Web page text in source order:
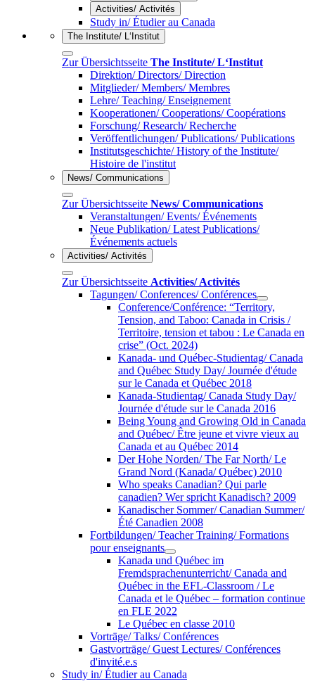
Activities/ Activités
Study in/ Étudier au Canada
The Institute/ L‘Institut
Zur Übersichtsseite The Institute/ L‘Institut
Direktion/ Directors/ Direction
Mitglieder/ Members/ Membres
Lehre/ Teaching/ Enseignement
Kooperationen/ Cooperations/ Coopérations
Forschung/ Research/ Recherche
Veröffentlichungen/ Publications/ Publications
Institutsgeschichte/ History of the Institute/
Histoire de l'institut
News/ Communications
Zur Übersichtsseite News/ Communications
Veranstaltungen/ Events/ Événements
Neue Publikation/ Latest Publications/
Événements actuels
Activities/ Activités
Zur Übersichtsseite Activities/ Activités
Tagungen/ Conferences/ Conférences
Conference/Conférence: “Territory,
Tension, and Taboo: Canada in Crisis /
Territoire, tension et tabou : Le Canada en
crise” (Oct. 2024)
Kanada- und Québec-Studientag/ Canada
and Québec Study Day/ Journée d'étude
sur le Canada et Québec 2018
Kanada-Studientag/ Canada Study Day/
Journée d'étude sur le Canada 2016
Being Young and Growing Old in Canada
and Québec/ Être jeune et vivre vieux au
Canada et au Québec 2014
Der Hohe Norden/ The Far North/ Le
Grand Nord (Kanada/ Québec) 2010
Who speaks Canadian? Qui parle
canadien? Wer spricht Kanadisch? 2009
Kanadischer Sommer/ Canadian Summer/
Été Canadien 2008
Fortbildungen/ Teacher Training/ Formations
pour enseignants
Kanada und Québec im
Fremdsprachenunterricht/ Canada and
Québec in the EFL-Classroom / Le
Canada et le Québec – formation continue
en FLE 2022
Le Québec en classe 2010
Vorträge/ Talks/ Conférences
Gastvorträge/ Guest Lectures/ Conférences
d'invité.e.s
Study in/ Étudier au Canada